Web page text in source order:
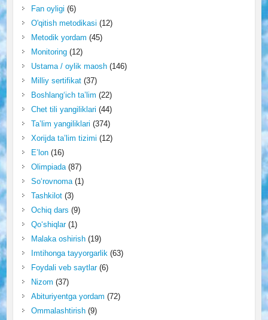
Fan oyligi (6)
O'qitish metodikasi (12)
Metodik yordam (45)
Monitoring(12)
Ustama / oylik maosh(146)
Milliy sertifikat(37)
Boshlang‘ich ta’lim (22)
Chet tili yangiliklari (44)
Ta’lim yangiliklari (374)
Xorijda ta’lim tizimi (12)
E’lon(16)
Olimpiada(87)
So‘rovnoma(1)
Tashkilot(3)
Ochiq dars (9)
Qo‘shiqlar(1)
Malaka oshirish(19)
Imtihonga tayyorgarlik(63)
Foydali veb saytlar(6)
Nizom (37)
Abituriyentga yordam (72)
Ommalashtirish(9)